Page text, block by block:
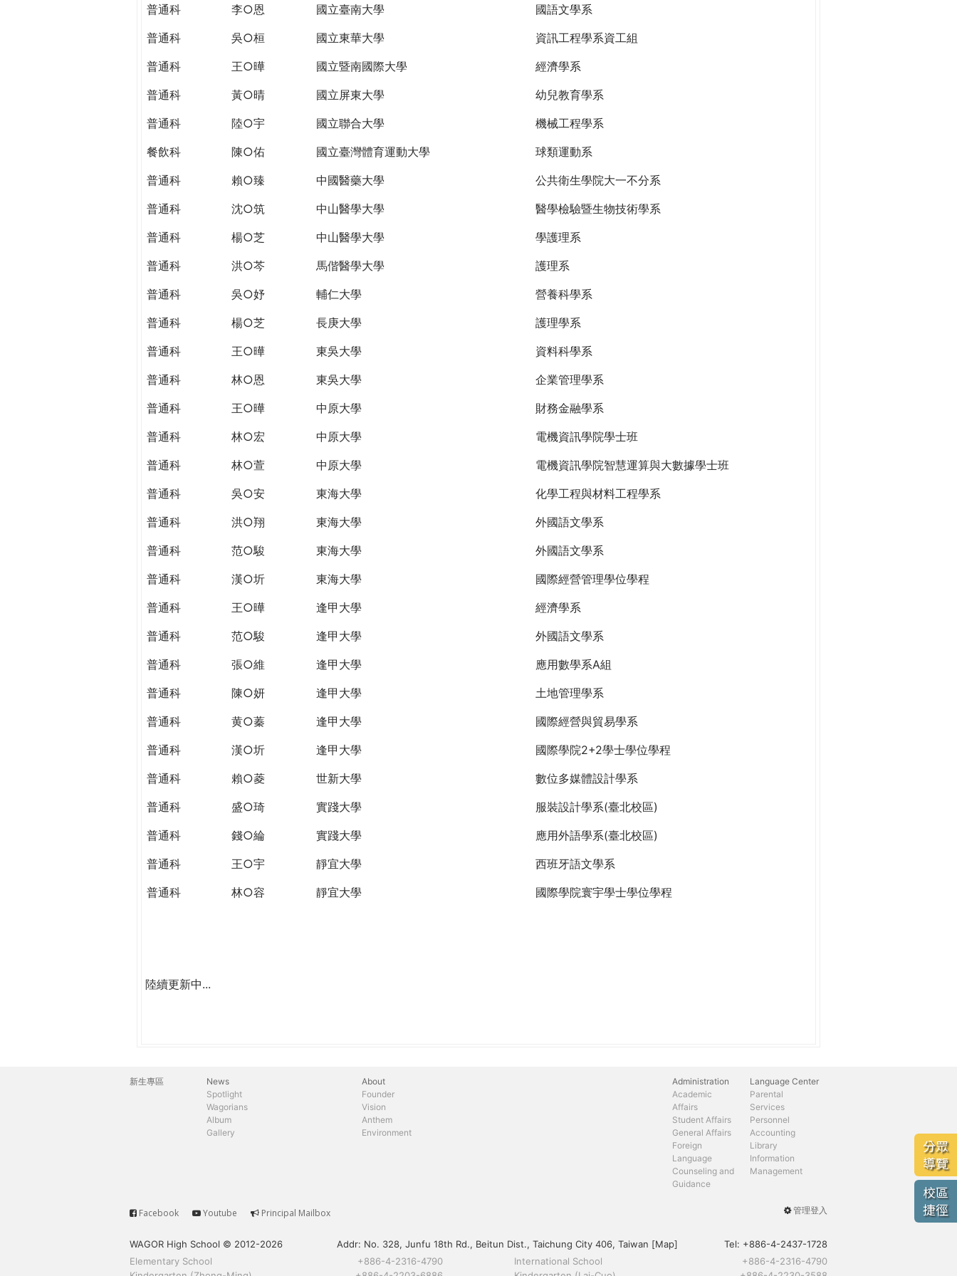
普通科 李○恩 國立臺南大學
國語文學系
普通科
吳○桓 國立東華大學
資訊工程學系資工組
普通科
王○曄 國立暨南國際大學
經濟學系
普通科
黃○晴 國立屏東大學
幼兒教育學系
普通科
陸○宇 國立聯合大學
機械工程學系
餐飲科
陳○佑 國立臺灣體育運動大學
球類運動系
普通科
賴○臻 中國醫藥大學
公共衛生學院大一不分系
普通科
沈○筑 中山醫學大學
醫學檢驗暨生物技術學系
普通科
楊○芝 中山醫學大學
學護理系
普通科
洪○芩 馬偕醫學大學
護理系
普通科
吳○妤 輔仁大學
營養科學系
普通科
楊○芝 長庚大學
護理學系
普通科
王○曄 東吳大學
資料科學系
普通科
林○恩 東吳大學
企業管理學系
普通科
王○曄 中原大學
財務金融學系
普通科
林○宏 中原大學
電機資訊學院學士班
普通科
林○萱 中原大學
電機資訊學院智慧運算與大數據學士班
普通科
吳○安 東海大學
化學工程與材料工程學系
普通科
洪○翔 東海大學
外國語文學系
普通科
范○駿 東海大學
外國語文學系
普通科
漢○圻 東海大學
國際經營管理學位學程
普通科
王○曄 逢甲大學
經濟學系
普通科
范○駿 逢甲大學
外國語文學系
普通科
張○維 逢甲大學
應用數學系A組
普通科
陳○妍 逢甲大學
土地管理學系
普通科
黄○蓁 逢甲大學
國際經營與貿易學系
普通科
漢○圻 逢甲大學
國際學院2+2學士學位學程
普通科
賴○菱 世新大學
數位多媒體設計學系
普通科
盛○琦 實踐大學
服裝設計學系(臺北校區)
普通科
錢○綸 實踐大學
應用外語學系(臺北校區)
普通科
王○宇 靜宜大學
西班牙語文學系
普通科
林○容 靜宜大學 國際學院寰宇學士學位學程
陸續更新中...
分眾
導覽
校區
捷徑
主
新生專區
News
Spotlight
Wagorians
Album
Gallery
About
Founder
Vision
Anthem
Environment
Administration
Academic
Affairs
Student Affairs
General Affairs
Foreign
Language
Counseling and
Guidance
Parental
Services
Personnel
Accounting
Library
Information
Management
Language Center
User
menu
管理登入
Service
Facebook Youtube Principal Mailbox
WAGOR High School © 2012-2026 Addr: No. 328, Junfu 18th Rd., Beitun Dist., Taichung City 406, Taiwan [Map] Tel: +886-4-2437-1728
Elementary School
+886-4-2316-4790 International School
+886-4-2316-4790